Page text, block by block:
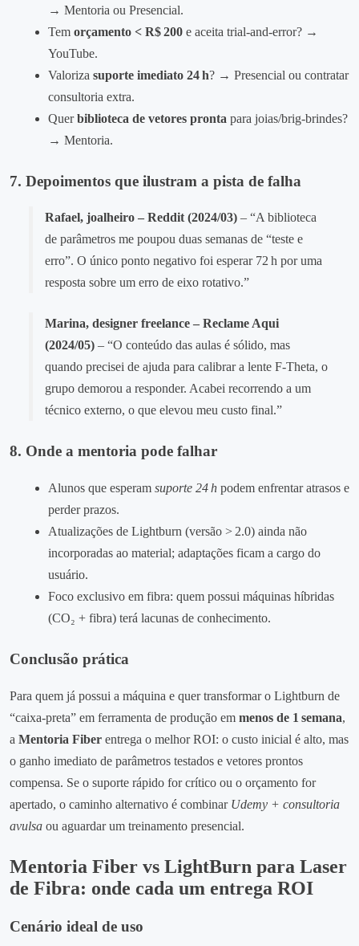
→ Mentoria ou Presencial.
Tem orçamento < R$ 200 e aceita trial‑and‑error? →
YouTube.
Valoriza suporte imediato 24 h? → Presencial ou contratar
consultoria extra.
Querbiblioteca de vetores pronta para joias/brig‑brindes?
→ Mentoria.
7. Depoimentos que ilustram a pista de falha
Rafael, joalheiro – Reddit (2024/03) – “A biblioteca
de parâmetros me poupou duas semanas de “teste e
erro”. O único ponto negativo foi esperar 72 h por uma
resposta sobre um erro de eixo rotativo.”
Marina, designer freelance – Reclame Aqui
(2024/05) – “O conteúdo das aulas é sólido, mas
quando precisei de ajuda para calibrar a lente F‑Theta, o
grupo demorou a responder. Acabei recorrendo a um
técnico externo, o que elevou meu custo final.”
8. Onde a mentoria pode falhar
Alunos que esperam suporte 24 h podem enfrentar atrasos e
perder prazos.
Atualizações de Lightburn (versão > 2.0) ainda não
incorporadas ao material; adaptações ficam a cargo do
usuário.
Foco exclusivo em fibra: quem possui máquinas híbridas
(CO₂ + fibra) terá lacunas de conhecimento.
Conclusão prática
Para quem já possui a máquina e quer transformar o Lightburn de
“caixa‑preta” em ferramenta de produção em menos de 1 semana,
a Mentoria Fiber entrega o melhor ROI: o custo inicial é alto, mas
o ganho imediato de parâmetros testados e vetores prontos
compensa. Se o suporte rápido for crítico ou o orçamento for
apertado, o caminho alternativo é combinar Udemy + consultoria
avulsa ou aguardar um treinamento presencial.
Mentoria Fiber vs LightBurn para Laser
de Fibra: onde cada um entrega ROI
Cenário ideal de uso